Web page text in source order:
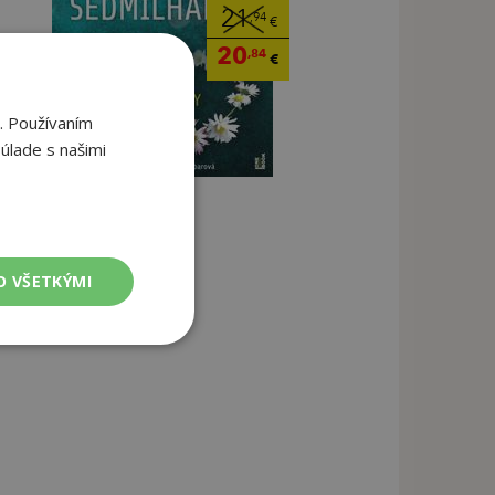
21,94€
20,84€
s našimi
VŠETKÝMI